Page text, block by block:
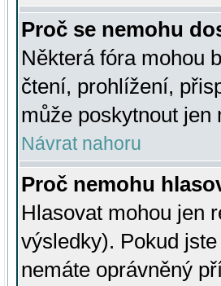
Proč se nemohu
Některá fóra mohou
čtení, prohlížení,
může poskytnout jen
Návrat nahoru
Proč nemohu
Hlasovat mohou jen
výsledky). Pokud
nemáte oprávněný